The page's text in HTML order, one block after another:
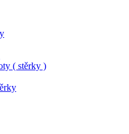
( stěrky )